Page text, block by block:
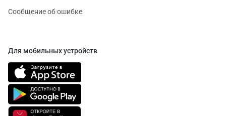
Сообщение об ошибке
Для мобильных устройств